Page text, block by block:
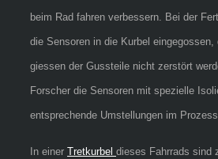
beim Rad fahren verbessern. Bei der
die Sensoren in die Kurbel
giessen der Gussteile nicht zerstört
Forscher die Sensoren mit spezielle
entsprechende Umstellungen im
In einer Tretkurbel dieses Fahrrads sind